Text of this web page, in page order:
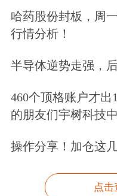
所增加，利空当
导致二育需求增
价格带来支撑。
哈药股份封板，周
行情分析！
半导体逆势走强，
460个顶格账户才
的朋友们宇树科技
操作分享！加仓这
点击